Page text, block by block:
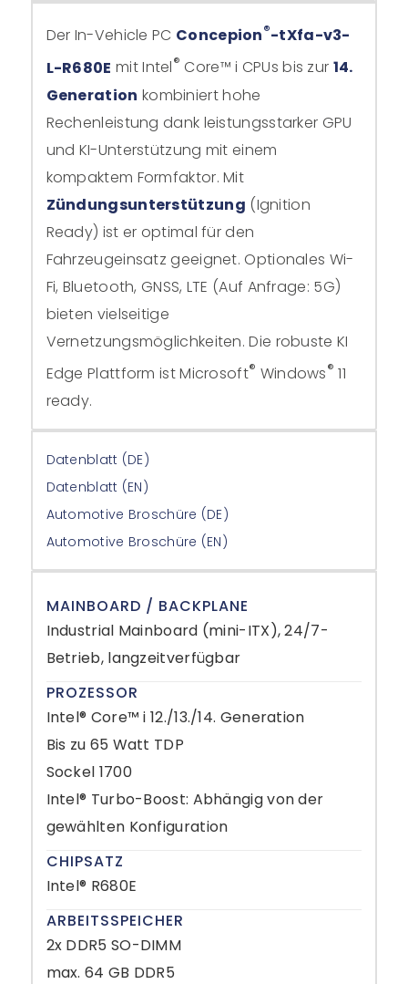
Der In-Vehicle PC Concepion®-tXfa-v3-
L-R680E mit Intel® Core™ i CPUs bis zur 14.
Generation kombiniert hohe
Rechenleistung dank leistungsstarker GPU
und KI-Unterstützung mit einem
kompaktem Formfaktor. Mit
Zündungsunterstützung (Ignition
Ready) ist er optimal für den
Fahrzeugeinsatz geeignet. Optionales Wi-
Fi, Bluetooth, GNSS, LTE (Auf Anfrage: 5G)
bieten vielseitige
Vernetzungsmöglichkeiten. Die robuste KI
Edge Plattform ist Microsoft® Windows® 11
ready.
Datenblatt (DE)
Datenblatt (EN)
Automotive Broschüre (DE)
Automotive Broschüre (EN)
MAINBOARD / BACKPLANE
Industrial Mainboard (mini-ITX), 24/7-
Betrieb, langzeitverfügbar
PROZESSOR
Intel® Core™ i 12./13./14. Generation
Bis zu 65 Watt TDP
Sockel 1700
Intel® Turbo-Boost: Abhängig von der
gewählten Konfiguration
CHIPSATZ
Intel® R680E
ARBEITSSPEICHER
2x DDR5 SO-DIMM
max. 64 GB DDR5